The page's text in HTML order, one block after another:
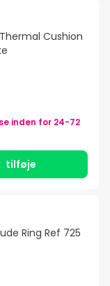
Cushion
inden for 24-72
tilføje
Ring Ref 725